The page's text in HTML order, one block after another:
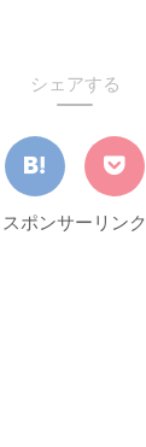
シェアする
スポンサーリンク